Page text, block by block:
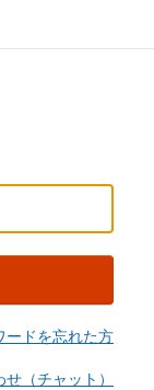
ードを忘れた方
（チャット）